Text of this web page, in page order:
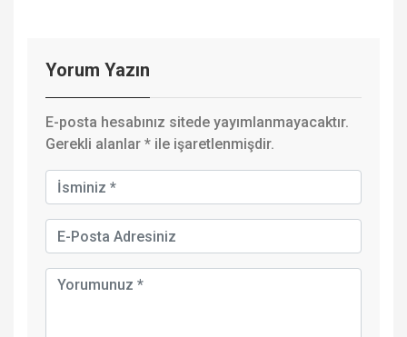
Yorum Yazın
E-posta hesabınız sitede yayımlanmayacaktır.
Gerekli alanlar * ile işaretlenmişdir.